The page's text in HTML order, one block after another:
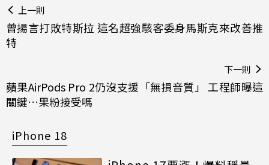
上一則
曾揚言打敗特斯拉 這名超強駭客委身馬斯克來改善推
特
下一則
蘋果AirPods Pro 2仍沒支援「無損音質」 工程師曝這
關鍵…果粉接受嗎
iPhone 18